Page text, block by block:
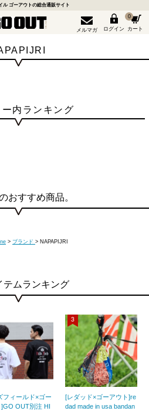
ル ゴーアウトの総合通販サイト
メルマガ ログイン
0
カート
ー内ランキング
おすすめ商品。
> ブランド > NAPAPIJRI
テムランキング
フィールド×ゴー
]GO OUT別注 HI
[レダッド×ゴーアウト]re
dad made in usa bandan